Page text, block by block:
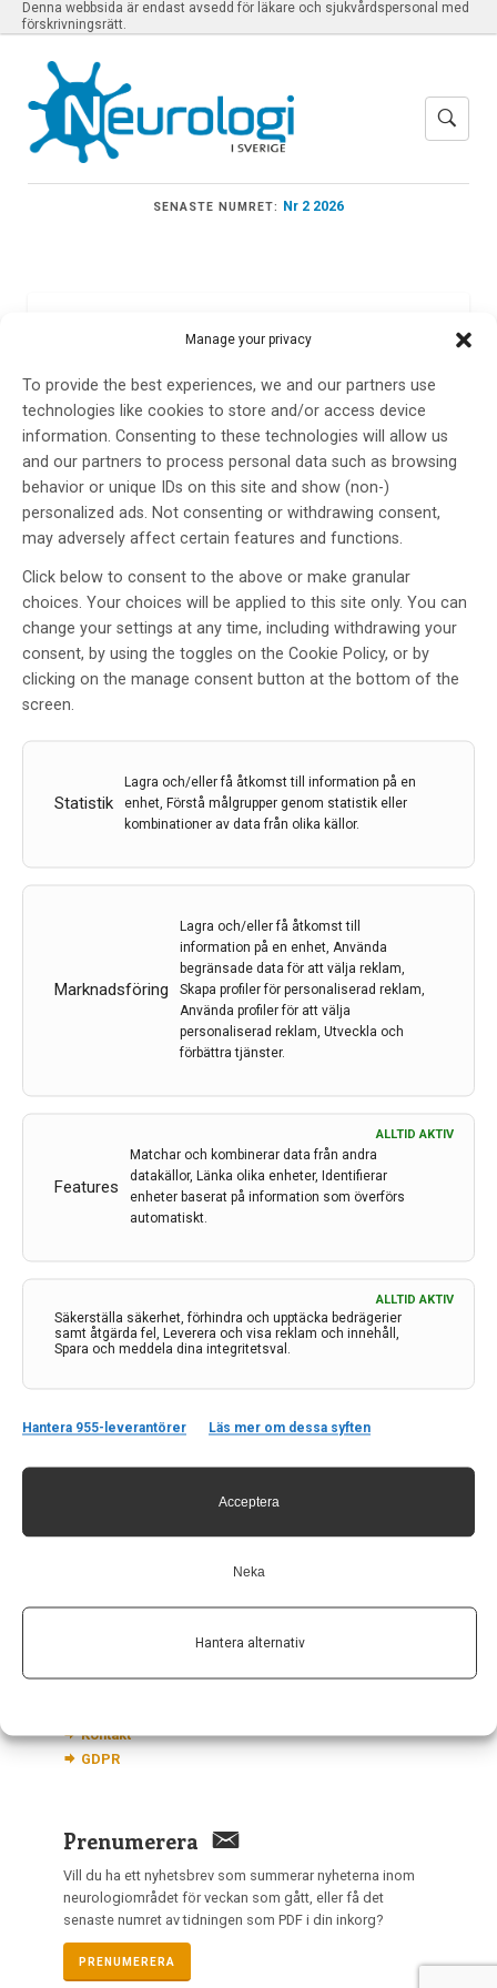
Manage your privacy
To provide the best experiences, we and our partners use
technologies like cookies to store and/or access device
information. Consenting to these technologies will allow us
and our partners to process personal data such as browsing
behavior or unique IDs on this site and show (non-)
personalized ads. Not consenting or withdrawing consent,
may adversely affect certain features and functions.
Click below to consent to the above or make granular
choices. Your choices will be applied to this site only. You can
change your settings at any time, including withdrawing your
consent, by using the toggles on the Cookie Policy, or by
clicking on the manage consent button at the bottom of the
screen.
Statistik
Lagra och/eller få åtkomst till information på en
enhet, Förstå målgrupper genom statistik eller
kombinationer av data från olika källor.
Marknadsföring
Lagra och/eller få åtkomst till
information på en enhet, Använda
begränsade data för att välja reklam,
Skapa profiler för personaliserad reklam,
Använda profiler för att välja
personaliserad reklam, Utveckla och
förbättra tjänster.
Features
ALLTID AKTIV
Matchar och kombinerar data från andra
datakällor, Länka olika enheter, Identifierar
enheter baserat på information som överförs
automatiskt.
Säkerställa säkerhet, förhindra och upptäcka bedrägerier
samt åtgärda fel, Leverera och visa reklam och innehåll,
Spara och meddela dina integritetsval.
ALLTID AKTIV
Hantera 955-leverantörer Läs mer om dessa syften
Acceptera
Neka
Hantera alternativ
Denna webbsida är endast avsedd för läkare och sjukvårdspersonal med
förskrivningsrätt.
SENASTE NUMRET: Nr 2 2026
Meny
Trötthet
Trötthet efter traumatisk
skallskada
AvNils Berginström
magnetresonanstomografi, Nils Berginström,
traumatisk skallskada,Trötthet
Umeå universitet har man nu studerat funktionell
magnetresonanstomografi, vilket gav lovande resultat.
Läs mer i denna artikel av psykolog och medicine
doktor Nils Berginström.
Neurologi i Sverige
Hagaplan 4
Länkar
Om Neurologi i Sverige
Annonsering
Kontakt
GDPR
Prenumerera
Vill du ha ett nyhetsbrev som summerar nyheterna inom
neurologiområdet för veckan som gått, eller få det
senaste numret av tidningen som PDF i din inkorg?
PRENUMERERA